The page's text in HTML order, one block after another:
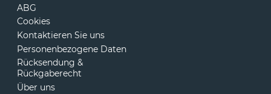
ABG
Cookies
Kontaktieren Sie uns
Personenbezogene Daten
Rücksendung &
Rückgaberecht
Über uns